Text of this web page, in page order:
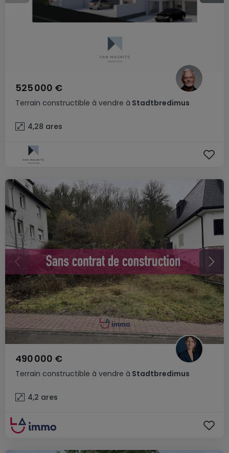
Terrain constructible à vendre à Stadtbredimus
525 000 €
4,28 ares
Terrain constructible à vendre à Stadtbredimus
490 000 €
4,2 ares